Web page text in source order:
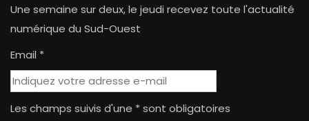
Une semaine sur deux, le jeudi recevez toute l'actualité
numérique du Sud-Ouest
Email *
Les champs suivis d'une * sont obligatoires